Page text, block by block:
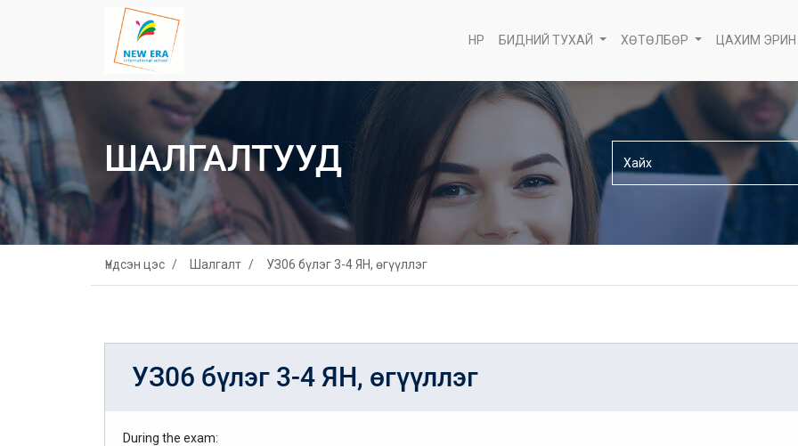
НҮҮР БИДНИЙ ТУХАЙ ХӨТӨЛБӨР ЦАХИМ ЭРИН
ШАЛГАЛТУУД
Үндсэн цэс Шалгалт УЗ06 бүлэг 3-4 ЯН, өгүүллэг
УЗ06 бүлэг 3-4 ЯН, өгүүллэг
During the exam: